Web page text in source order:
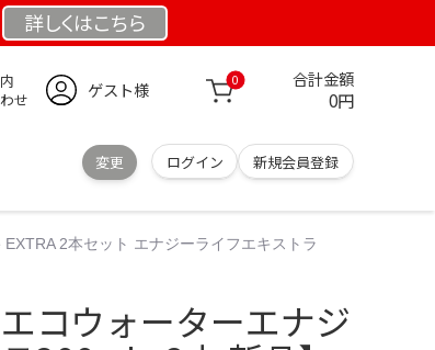
詳しくはこちら
せ
ゲスト様 0 合計金額
0円
変更 ログイン 新規会員登録
2本セット エナジーライフエキストラ
コウォーターエナジ